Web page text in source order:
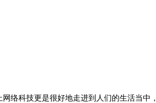
络科技更是很好地走进到人们的生活当中